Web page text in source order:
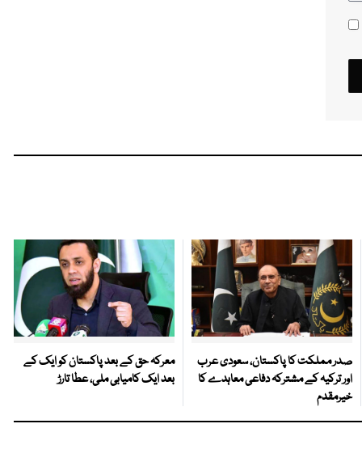
صدر مملکت کا پاکستان، سعودی عرب
اور ترکیہ کے مشترکہ دفاعی معاہدے کا
خیرمقدم
معرکہ حق کے بعد پاکستان کو ایک کے
بعد ایک کامیابی ملی، عطا تارڑ